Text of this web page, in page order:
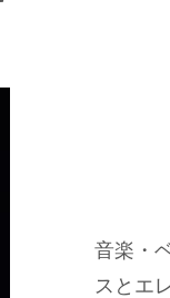
音楽・
スとエ